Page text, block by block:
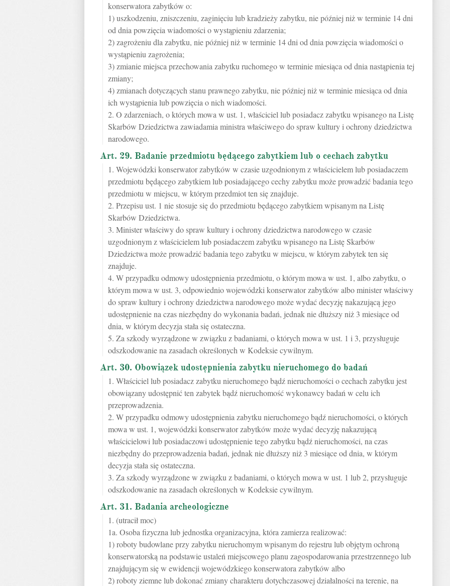
konserwatora zabytków o:
1) uszkodzeniu, zniszczeniu, zaginięciu lub kradzieży zabytku, nie później niż w terminie 14 dni
od dnia powzięcia wiadomości o wystąpieniu zdarzenia;
2) zagrożeniu dla zabytku, nie później niż w terminie 14 dni od dnia powzięcia wiadomości o
wystąpieniu zagrożenia;
3) zmianie miejsca przechowania zabytku ruchomego w terminie miesiąca od dnia nastąpienia tej
zmiany;
4) zmianach dotyczących stanu prawnego zabytku, nie później niż w terminie miesiąca od dnia
ich wystąpienia lub powzięcia o nich wiadomości.
2. O zdarzeniach, o których mowa w ust. 1, właściciel lub posiadacz zabytku wpisanego na Listę
Skarbów Dziedzictwa zawiadamia ministra właściwego do spraw kultury i ochrony dziedzictwa
narodowego.
Art. 29. Badanie przedmiotu będącego zabytkiem lub o cechach zabytku
1. Wojewódzki konserwator zabytków w czasie uzgodnionym z właścicielem lub posiadaczem
przedmiotu będącego zabytkiem lub posiadającego cechy zabytku może prowadzić badania tego
przedmiotu w miejscu, w którym przedmiot ten się znajduje.
2. Przepisu ust. 1 nie stosuje się do przedmiotu będącego zabytkiem wpisanym na Listę
Skarbów Dziedzictwa.
3. Minister właściwy do spraw kultury i ochrony dziedzictwa narodowego w czasie
uzgodnionym z właścicielem lub posiadaczem zabytku wpisanego na Listę Skarbów
Dziedzictwa może prowadzić badania tego zabytku w miejscu, w którym zabytek ten się
znajduje.
4. W przypadku odmowy udostępnienia przedmiotu, o którym mowa w ust. 1, albo zabytku, o
którym mowa w ust. 3, odpowiednio wojewódzki konserwator zabytków albo minister właściwy
do spraw kultury i ochrony dziedzictwa narodowego może wydać decyzję nakazującą jego
udostępnienie na czas niezbędny do wykonania badań, jednak nie dłuższy niż 3 miesiące od
dnia, w którym decyzja stała się ostateczna.
5. Za szkody wyrządzone w związku z badaniami, o których mowa w ust. 1 i 3, przysługuje
odszkodowanie na zasadach określonych w Kodeksie cywilnym.
Art. 30. Obowiązek udostępnienia zabytku nieruchomego do badań
1. Właściciel lub posiadacz zabytku nieruchomego bądź nieruchomości o cechach zabytku jest
obowiązany udostępnić ten zabytek bądź nieruchomość wykonawcy badań w celu ich
przeprowadzenia.
2. W przypadku odmowy udostępnienia zabytku nieruchomego bądź nieruchomości, o których
mowa w ust. 1, wojewódzki konserwator zabytków może wydać decyzję nakazującą
właścicielowi lub posiadaczowi udostępnienie tego zabytku bądź nieruchomości, na czas
niezbędny do przeprowadzenia badań, jednak nie dłuższy niż 3 miesiące od dnia, w którym
decyzja stała się ostateczna.
3. Za szkody wyrządzone w związku z badaniami, o których mowa w ust. 1 lub 2, przysługuje
odszkodowanie na zasadach określonych w Kodeksie cywilnym.
Art. 31. Badania archeologiczne
1. (utracił moc)
1a. Osoba fizyczna lub jednostka organizacyjna, która zamierza realizować:
1) roboty budowlane przy zabytku nieruchomym wpisanym do rejestru lub objętym ochroną
konserwatorską na podstawie ustaleń miejscowego planu zagospodarowania przestrzennego lub
znajdującym się w ewidencji wojewódzkiego konserwatora zabytków albo
2) roboty ziemne lub dokonać zmiany charakteru dotychczasowej działalności na terenie, na